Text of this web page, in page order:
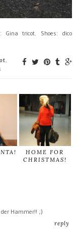
Gina tricot. Shoes: dico
,
HOME FOR
CHRISTMAS!
Hammer!! ;)
reply